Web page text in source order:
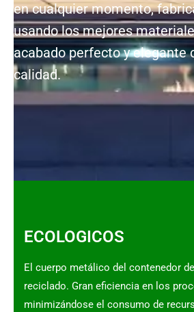
en cualquier momento,
usando los mejores
acabado perfecto y elegante
calidad.
ECOLOGICOS
El cuerpo metálico del contenedor
reciclado. Gran eficiencia en los
minimizándose el consumo de